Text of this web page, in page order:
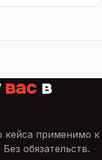
васв
кейса применимо к
обязательств.